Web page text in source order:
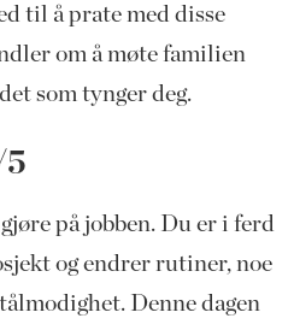
til å prate med disse
om å møte familien
som tynger deg.
på jobben. Du er i ferd
og endrer rutiner, noe
Denne dagen